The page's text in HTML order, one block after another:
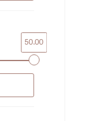
50.00